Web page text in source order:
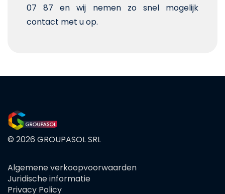
07 87 en wij nemen zo snel mogelijk
contact met u op.
© 2026 GROUPASOL SRL
FOOTER
MENU
Algemene verkoopvoorwaarden
Juridische informatie
Privacy Policy